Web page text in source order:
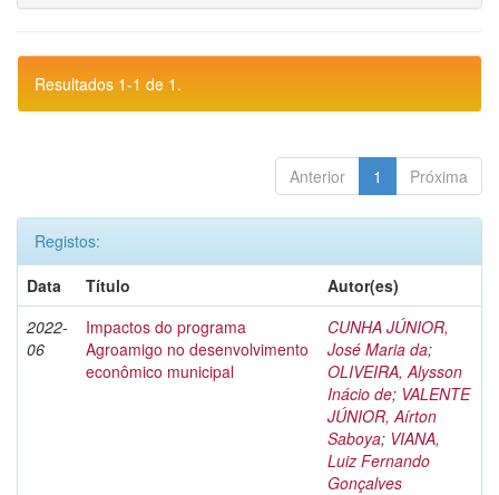
Resultados 1-1 de 1.
Anterior 1 Próxima
Registos:
Data
Título
Autor(es)
2022-
06
Impactos do programa
Agroamigo no desenvolvimento
econômico municipal
CUNHA JÚNIOR,
José Maria da;
OLIVEIRA, Alysson
Inácio de; VALENTE
JÚNIOR, Aírton
Saboya; VIANA,
Luiz Fernando
Gonçalves